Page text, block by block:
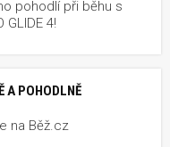
pohodlí při běhu s
GLIDE 4!
A POHODLNĚ
na Běž.cz